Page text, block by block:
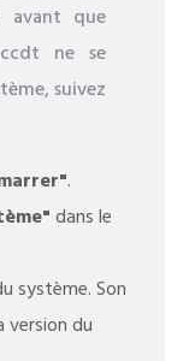
avant que
ne se
suivez
.
dans le
système. Son
du